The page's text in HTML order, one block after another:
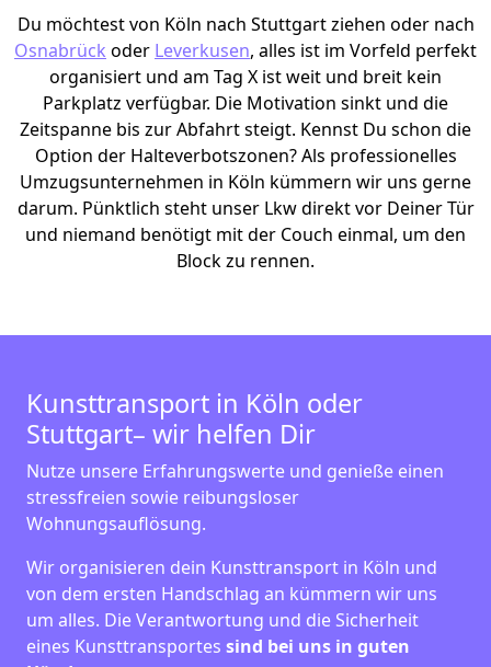
Du möchtest von Köln nach Stuttgart ziehen oder nach
Osnabrück oder Leverkusen, alles ist im Vorfeld perfekt
organisiert und am Tag X ist weit und breit kein
Parkplatz verfügbar. Die Motivation sinkt und die
Zeitspanne bis zur Abfahrt steigt. Kennst Du schon die
Option der Halteverbotszonen? Als professionelles
Umzugsunternehmen in Köln kümmern wir uns gerne
darum. Pünktlich steht unser Lkw direkt vor Deiner Tür
und niemand benötigt mit der Couch einmal, um den
Block zu rennen.
Kunsttransport in Köln oder
Stuttgart– wir helfen Dir
Nutze unsere Erfahrungswerte und genieße einen
stressfreien sowie reibungsloser
Wohnungsauflösung.
Wir organisieren dein Kunsttransport in Köln und
von dem ersten Handschlag an kümmern wir uns
um alles. Die Verantwortung und die Sicherheit
eines Kunsttransportes sind bei uns in guten